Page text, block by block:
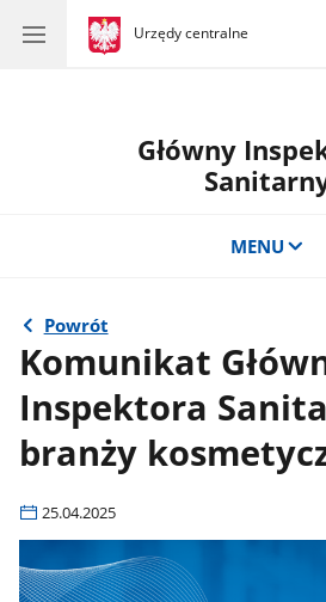
gov.pl
Urzędy centralne
gov.pl
Urzędy
Główny
MENU
Powrót
Komunikat
Inspektora
branży
25.04.2025